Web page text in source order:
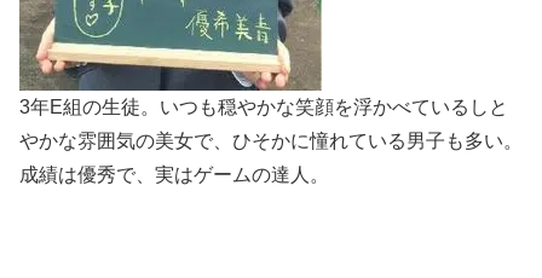
3年E組の生徒。いつも穏やかな笑顔を浮かべているしと
やかな雰囲気の美女で、ひそかに憧れている男子も多い。
成績は優秀で、実はゲームの達人。